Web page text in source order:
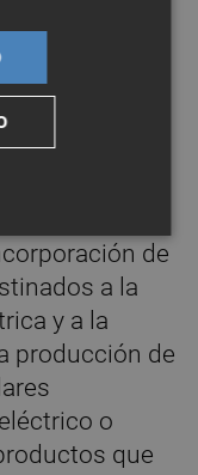
y productor
diseñados
aislado o
una
de
a la
y a la
producción de
o
que